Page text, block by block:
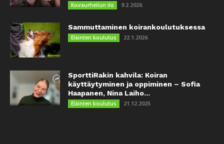
Koiraurheilun ilo 9.2.2026
Sammuttaminen koirankoulutuksessa
Eläinten koulutus 22.1.2026
SporttiRakin kahvila: Koiran
käyttäytyminen ja oppiminen – Sofia
Haapanen, Nina Laiho...
Eläinten koulutus 21.12.2025